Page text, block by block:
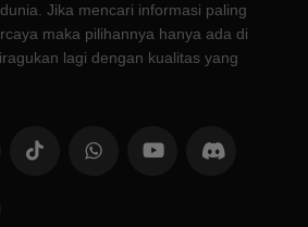
Jika mencari informasi paling
maka pilihannya hanya ada di
lagi dengan kualitas yang